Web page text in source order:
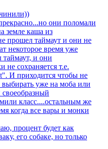
они поломали
земле каша из
прошел таймаут и они не
некоторое время уже
и они
сохраняется т.е.
И приходится чтобы не
уже на моба или
класс....остальным же
когда все вары и монки
процент будет как
его собаке, но только